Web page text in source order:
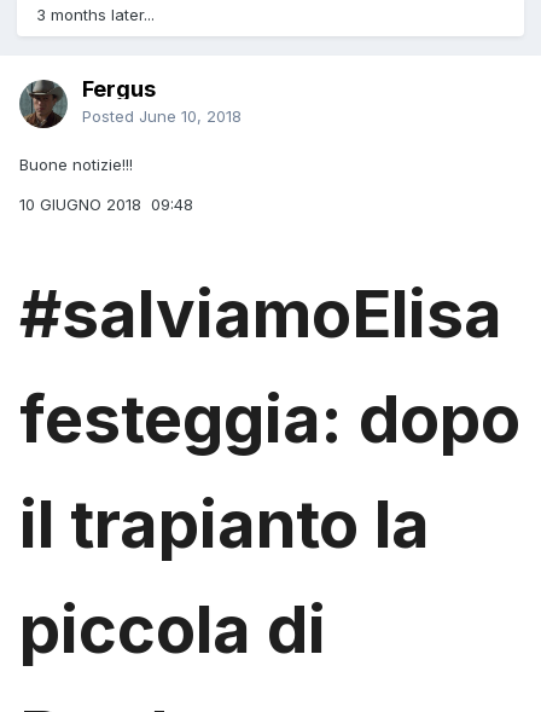
3 months later...
Fergus
Posted June 10, 2018
Buone notizie!!!
10 GIUGNO 2018 09:48
#salviamoElisa
festeggia: dopo
il trapianto la
piccola di